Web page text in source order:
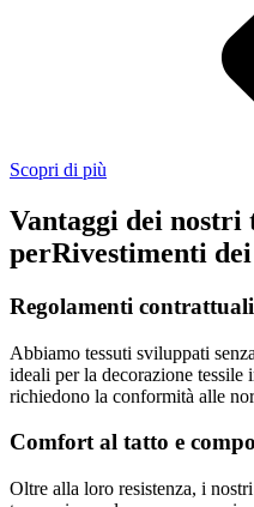
Scopri di più
Vantaggi dei nostri
perRivestimenti
Regolamenti contrattuali
Abbiamo tessuti sviluppati
ideali per la decorazione tessile
richiedono la conformità alle
Comfort al tatto e
Oltre alla loro resistenza, i